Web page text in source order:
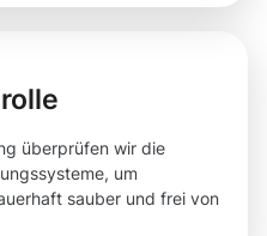
überprüfen wir die
um
sauber und frei von